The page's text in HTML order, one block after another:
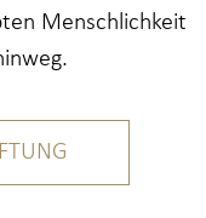
Menschlichkeit